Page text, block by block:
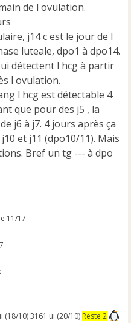
de l ovulation.
j14 c est le jour de l
luteale, dpo1 à dpo14.
détectent l hcg à partir
l ovulation.
l hcg est détectable 4
que pour des j5 , la
j6 à j7. 4 jours après ça
et j11 (dpo10/11). Mais
Bref un tg --- à dpo
11/17
(18/10) 3161 ui (20/10) Reste 2